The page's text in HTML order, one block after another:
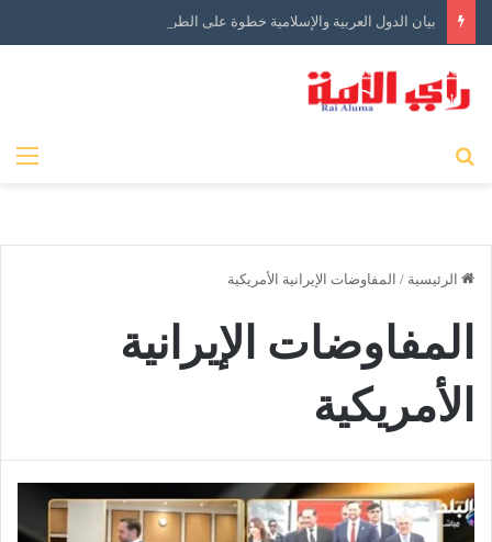
بيان الدول العربية والإسلامية خطوة على الطريق الصحيح ولكن…
الرئيسية / المفاوضات الإيرانية الأمريكية
المفاوضات الإيرانية
الأمريكية